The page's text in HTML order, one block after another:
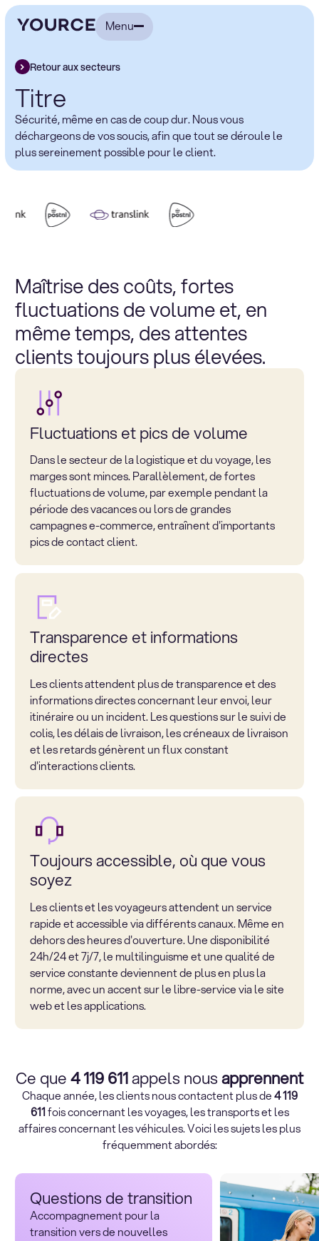
Menu
Retour aux secteurs
Titre
Sécurité, même en cas de coup dur. Nous vous
déchargeons de vos soucis, afin que tout se déroule le
plus sereinement possible pour le client.
Maîtrise des coûts, fortes
fluctuations de volume et, en
même temps, des attentes
clients toujours plus élevées.
Fluctuations et pics de volume
Dans le secteur de la logistique et du voyage, les
marges sont minces. Parallèlement, de fortes
fluctuations de volume, par exemple pendant la
période des vacances ou lors de grandes
campagnes e-commerce, entraînent d'importants
pics de contact client.
Transparence et informations
directes
Les clients attendent plus de transparence et des
informations directes concernant leur envoi, leur
itinéraire ou un incident. Les questions sur le suivi de
colis, les délais de livraison, les créneaux de livraison
et les retards génèrent un flux constant
d'interactions clients.
Toujours accessible, où que vous
soyez
Les clients et les voyageurs attendent un service
rapide et accessible via différents canaux. Même en
dehors des heures d'ouverture. Une disponibilité
24h/24 et 7j/7, le multilinguisme et une qualité de
service constante deviennent de plus en plus la
norme, avec un accent sur le libre-service via le site
web et les applications.
Ce que4 119 611appels nousapprennent
Chaque année, les clients nous contactent plus de4 119
611fois concernant les voyages, les transports et les
affaires concernant les véhicules. Voici les sujets les plus
fréquemment abordés:
Questions de transition
Accompagnement pour la
transition vers de nouvelles